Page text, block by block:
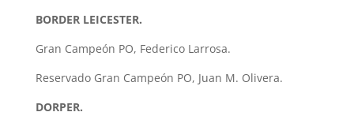
BORDER LEICESTER.
Gran Campeón PO, Federico Larrosa.
Reservado Gran Campeón PO, Juan M. Olivera.
DORPER.